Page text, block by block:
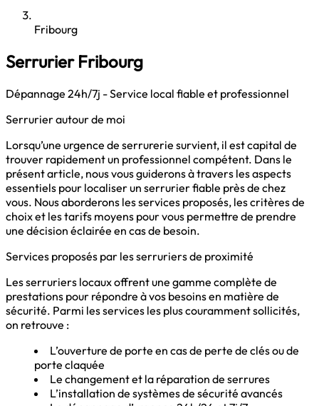
Fribourg
Serrurier Fribourg
Dépannage 24h/7j - Service local fiable et professionnel
Serrurier autour de moi
Lorsqu’une urgence de serrurerie survient, il est capital de
trouver rapidement un professionnel compétent. Dans le
présent article, nous vous guiderons à travers les aspects
essentiels pour localiser un serrurier fiable près de chez
vous. Nous aborderons les services proposés, les critères de
choix et les tarifs moyens pour vous permettre de prendre
une décision éclairée en cas de besoin.
Services proposés par les serruriers de proximité
Les serruriers locaux offrent une gamme complète de
prestations pour répondre à vos besoins en matière de
sécurité. Parmi les services les plus couramment sollicités,
on retrouve :
L’ouverture de porte en cas de perte de clés ou de
porte claquée
Le changement et la réparation de serrures
L’installation de systèmes de sécurité avancés